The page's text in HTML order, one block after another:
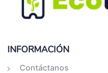
INFORMACIÓN
Contáctanos